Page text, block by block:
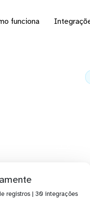
funciona
registros | 30 integrações